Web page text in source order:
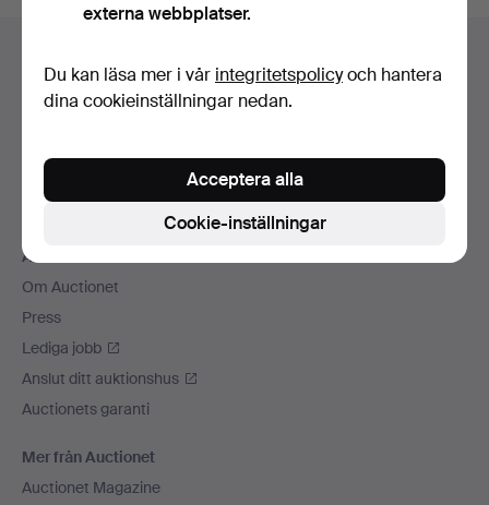
Kontakta support
Sociala medier
Auctionet
Om Auctionet
Press
Lediga jobb
Anslut ditt auktionshus
Auctionets garanti
Mer från Auctionet
Auctionet Magazine
externa webbplatser.
Du kan läsa mer i vår integritetspolicyoch hantera
dina cookieinställningar nedan.
Cookie-inställningar
Acceptera alla